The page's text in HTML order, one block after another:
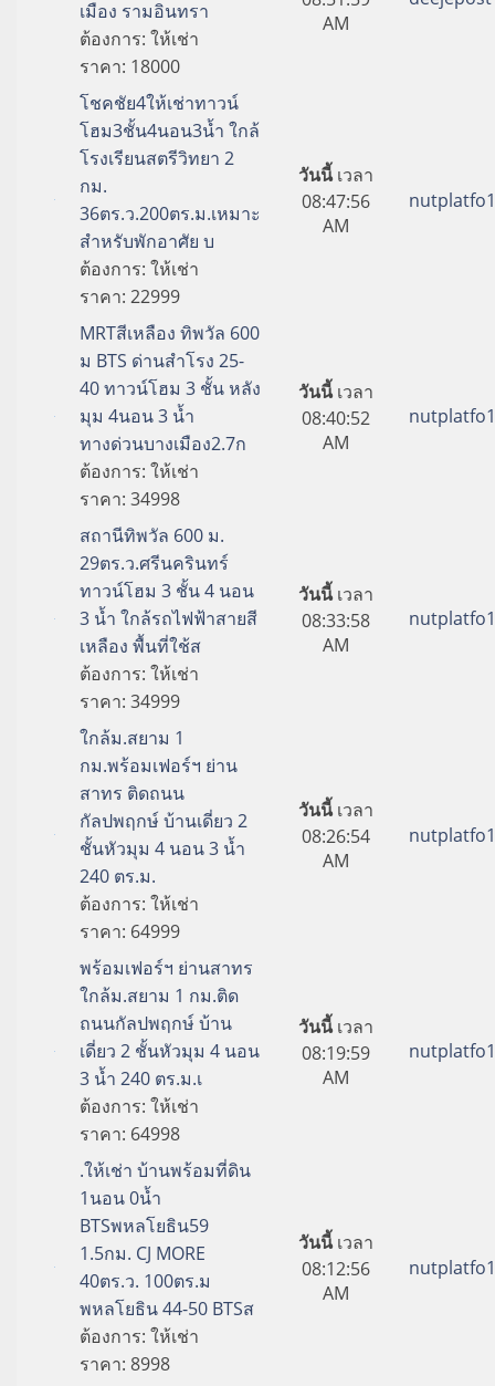
เมือง รามอินทรา
ต้องการ:ให้เช่า
ราคา: 18000
AM
โชคชัย4ให้เช่าทาวน์
โฮม3ชั้น4นอน3น้ำ ใกล้
โรงเรียนสตรีวิทยา 2
กม.
36ตร.ว.200ตร.ม.เหมาะ
สำหรับพักอาศัย บ
ต้องการ:ให้เช่า
ราคา:22999
วันนี้เวลา
08:47:56
AM
MRTสีเหลือง ทิพวัล 600
ม BTS ด่านสำโรง 25-
40 ทาวน์โฮม 3 ชั้น หลัง
มุม 4นอน 3 น้ำ
ทางด่วนบางเมือง2.7ก
ต้องการ:ให้เช่า
ราคา:34998
วันนี้เวลา
08:40:52
AM
สถานีทิพวัล 600 ม.
29ตร.ว.ศรีนครินทร์
ทาวน์โฮม 3 ชั้น 4 นอน
3 น้ำ ใกล้รถไฟฟ้าสายสี
เหลือง พื้นที่ใช้ส
ต้องการ:ให้เช่า
ราคา:34999
วันนี้เวลา
08:33:58
AM
ใกล้ม.สยาม 1
กม.พร้อมเฟอร์ฯ ย่าน
สาทร ติดถนน
กัลปพฤกษ์ บ้านเดี่ยว 2
ชั้นหัวมุม 4 นอน 3 น้ำ
240 ตร.ม.
ต้องการ:ให้เช่า
ราคา: 64999
วันนี้เวลา
08:26:54
AM
พร้อมเฟอร์ฯ ย่านสาทร
ใกล้ม.สยาม 1 กม.ติด
ถนนกัลปพฤกษ์ บ้าน
เดี่ยว 2 ชั้นหัวมุม 4 นอน
3 น้ำ 240 ตร.ม.เ
ต้องการ:ให้เช่า
ราคา: 64998
วันนี้เวลา
08:19:59
AM
.ให้เช่า บ้านพร้อมที่ดิน
1นอน 0น้ำ
BTSพหลโยธิน59
1.5กม. CJ MORE
40ตร.ว. 100ตร.ม
พหลโยธิน 44-50 BTSส
ต้องการ:ให้เช่า
ราคา:8998
วันนี้เวลา
08:12:56
AM